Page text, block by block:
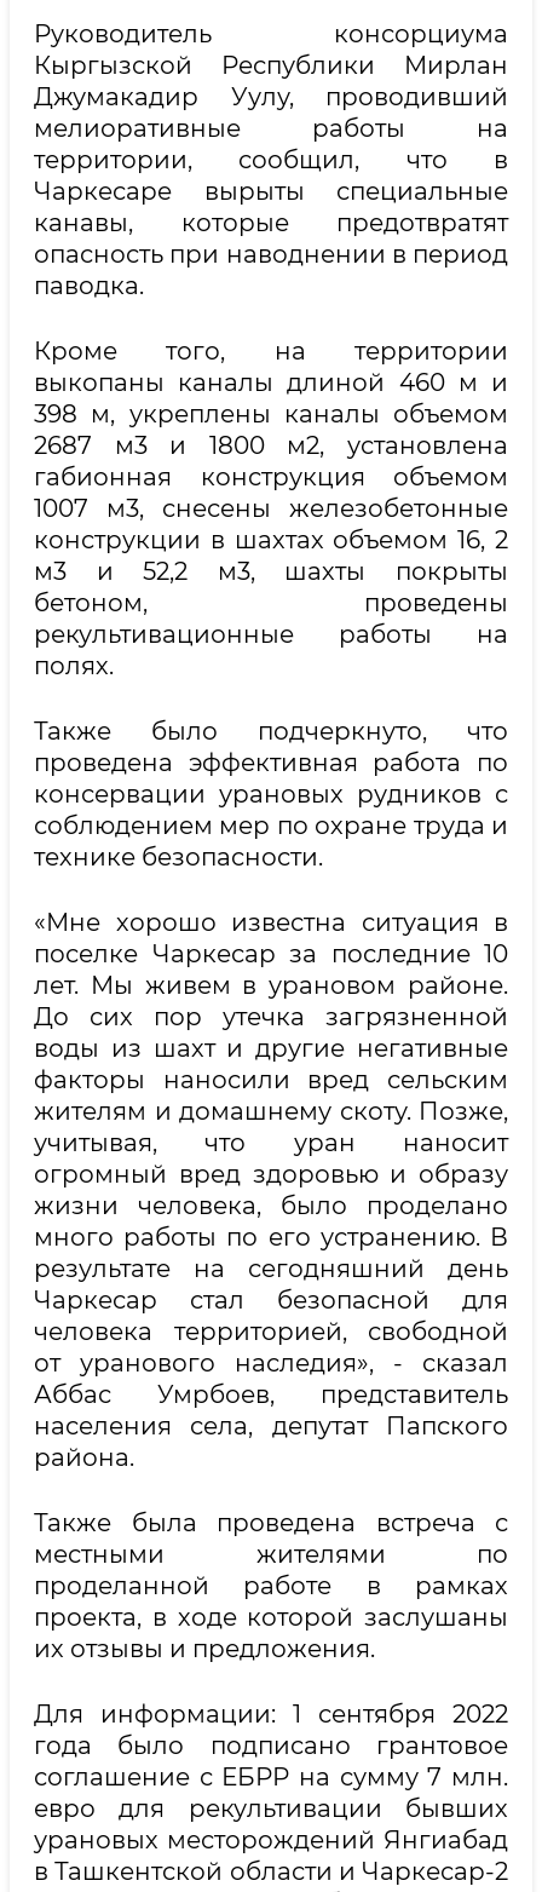
Руководитель консорциума
Кыргызской Республики Мирлан
Джумакадир Уулу, проводивший
мелиоративные работы на
территории, сообщил, что в
Чаркесаре вырыты специальные
канавы, которые предотвратят
опасность при наводнении в период
паводка.
Кроме того, на территории
выкопаны каналы длиной 460 м и
398 м, укреплены каналы объемом
2687 м3 и 1800 м2, установлена
габионная конструкция объемом
1007 м3, снесены железобетонные
конструкции в шахтах объемом 16, 2
м3 и 52,2 м3, шахты покрыты
бетоном, проведены
рекультивационные работы на
полях.
Также было подчеркнуто, что
проведена эффективная работа по
консервации урановых рудников с
соблюдением мер по охране труда и
технике безопасности.
«Мне хорошо известна ситуация в
поселке Чаркесар за последние 10
лет. Мы живем в урановом районе.
До сих пор утечка загрязненной
воды из шахт и другие негативные
факторы наносили вред сельским
жителям и домашнему скоту. Позже,
учитывая, что уран наносит
огромный вред здоровью и образу
жизни человека, было проделано
много работы по его устранению. В
результате на сегодняшний день
Чаркесар стал безопасной для
человека территорией, свободной
от уранового наследия», - сказал
Аббас Умрбоев, представитель
населения села, депутат Папского
района.
Также была проведена встреча с
местными жителями по
проделанной работе в рамках
проекта, в ходе которой заслушаны
их отзывы и предложения.
Для информации: 1 сентября 2022
года было подписано грантовое
соглашение с ЕБРР на сумму 7 млн.
евро для рекультивации бывших
урановых месторождений Янгиабад
в Ташкентской области и Чаркесар-2